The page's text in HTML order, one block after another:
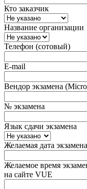
Кто заказчик
Название организации
Телефон (сотовый)
E-mail
Вендор экзамена
№ экзамена
Язык сдачи экзамена
Желаемая дата
Желаемое время
на сайте VUE